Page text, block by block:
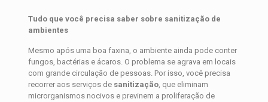
Tudo que você precisa saber sobre sanitização de
ambientes
Mesmo após uma boa faxina, o ambiente ainda pode conter
fungos, bactérias e ácaros. O problema se agrava em locais
com grande circulação de pessoas. Por isso, você precisa
recorrer aos serviços de sanitização, que eliminam
microrganismos nocivos e previnem a proliferação de